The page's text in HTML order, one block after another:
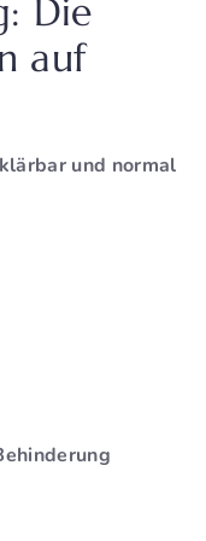
Die
auf
und normal